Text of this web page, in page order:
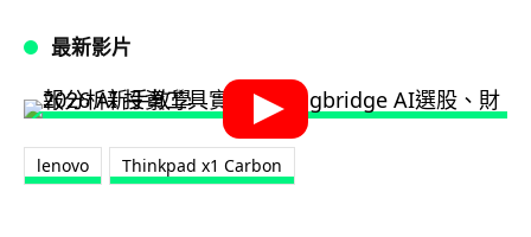
最新影片
lenovo Thinkpad x1 Carbon